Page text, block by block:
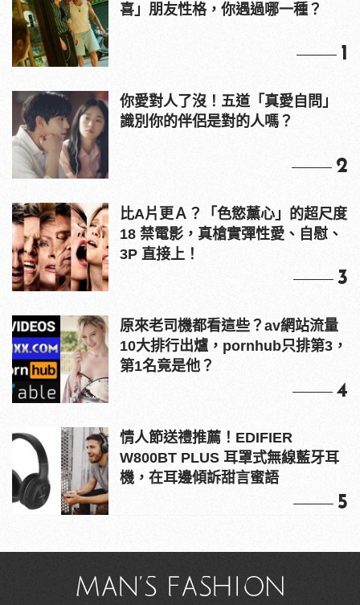
喜」朋友性格，你遇過哪一種？
1
你愛對人了沒！五道「真愛自問」
識別你的伴侶是對的人嗎？
2
比A片更Ａ？「色慾薰心」的超尺度
18 禁電影，真槍實彈性愛、自慰、
3P 直接上！
3
原來老司機都看這些？av網站流量
10大排行出爐，pornhub只排第3，
第1名竟是他？
4
情人節送禮推薦！EDIFIER
W800BT PLUS 耳罩式無線藍牙耳
機，在耳邊傾訴甜言蜜語
5